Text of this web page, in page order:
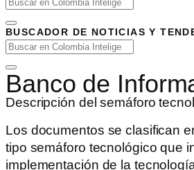
BUSCADOR DE NOTICIAS Y
Banco de
Descripción del semáforo
Los documentos se clasifican
tipo semáforo tecnológico que
implementación de la